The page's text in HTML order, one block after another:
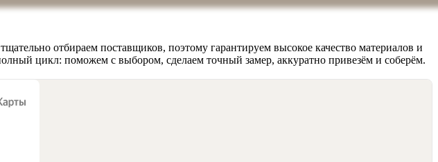
отбираем поставщиков, поэтому гарантируем высокое качество материалов и
цикл: поможем с выбором, сделаем точный замер, аккуратно привезём и соберём.